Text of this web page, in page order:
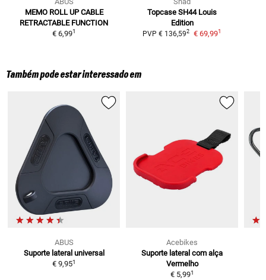
MEMO ROLL UP CABLE
RETRACTABLE FUNCTION
€ 6,991
Topcase SH44 Louis
Edition
PVP € 136,592 € 69,991
Também pode estar interessado em
ABUS
Suporte lateral universal
€ 9,951
Acebikes
Suporte lateral com alça
Vermelho
€ 5,991